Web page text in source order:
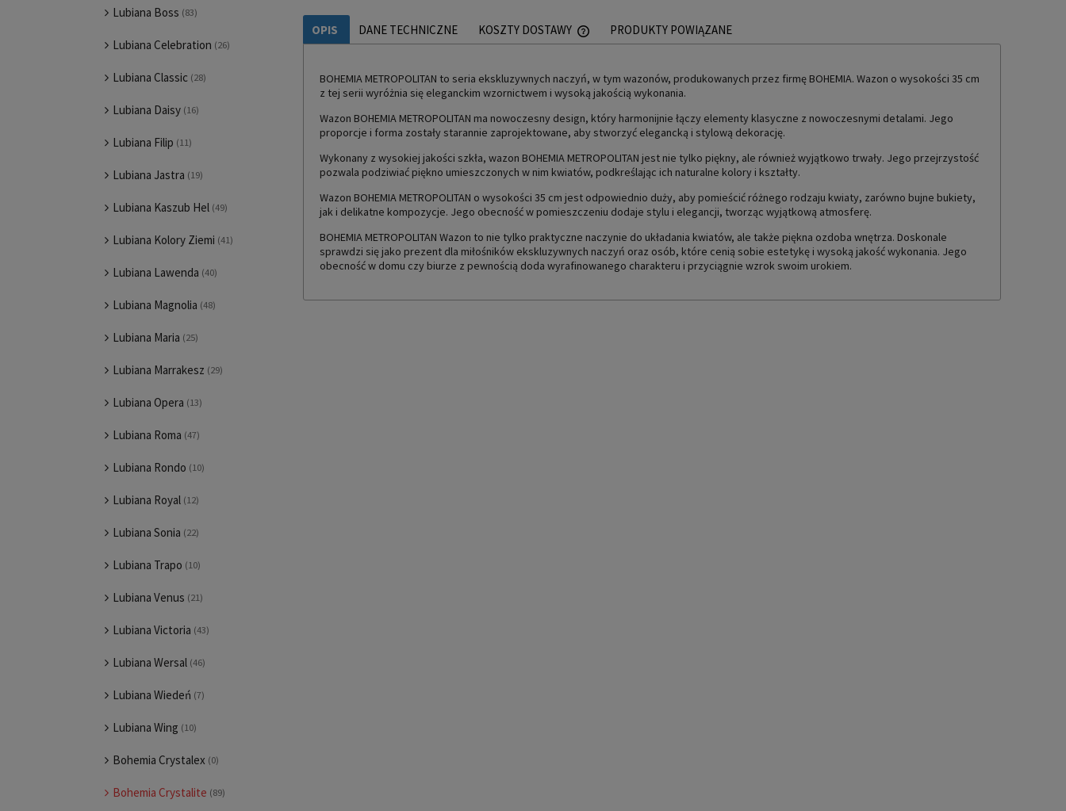
Lubiana Boss (83)
Lubiana Celebration (26)
Lubiana Classic (28)
Lubiana Daisy (16)
Lubiana Filip (11)
Lubiana Jastra (19)
Lubiana Kaszub Hel (49)
Lubiana Kolory Ziemi (41)
Lubiana Lawenda (40)
Lubiana Magnolia (48)
Lubiana Maria (25)
Lubiana Marrakesz (29)
Lubiana Opera (13)
Lubiana Roma (47)
Lubiana Rondo (10)
Lubiana Royal (12)
Lubiana Sonia (22)
Lubiana Trapo (10)
Lubiana Venus (21)
Lubiana Victoria (43)
Lubiana Wersal (46)
Lubiana Wiedeń (7)
Lubiana Wing (10)
Bohemia Crystalex (0)
Bohemia Crystalite (89)
OPIS DANE TECHNICZNE KOSZTY DOSTAWY
CENA NIE ZAWIERA EWENTUALNYCH KOSZTÓW
PŁATNOŚCI
PRODUKTY POWIĄZANE
BOHEMIA METROPOLITAN to seria ekskluzywnych naczyń, w tym wazonów, produkowanych przez firmę BOHEMIA. Wazon o wysokości 35 cm
z tej serii wyróżnia się eleganckim wzornictwem i wysoką jakością wykonania.
Wazon BOHEMIA METROPOLITAN ma nowoczesny design, który harmonijnie łączy elementy klasyczne z nowoczesnymi detalami. Jego
proporcje i forma zostały starannie zaprojektowane, aby stworzyć elegancką i stylową dekorację.
Wykonany z wysokiej jakości szkła, wazon BOHEMIA METROPOLITAN jest nie tylko piękny, ale również wyjątkowo trwały. Jego przejrzystość
pozwala podziwiać piękno umieszczonych w nim kwiatów, podkreślając ich naturalne kolory i kształty.
Wazon BOHEMIA METROPOLITAN o wysokości 35 cm jest odpowiednio duży, aby pomieścić różnego rodzaju kwiaty, zarówno bujne bukiety,
jak i delikatne kompozycje. Jego obecność w pomieszczeniu dodaje stylu i elegancji, tworząc wyjątkową atmosferę.
BOHEMIA METROPOLITAN Wazon to nie tylko praktyczne naczynie do układania kwiatów, ale także piękna ozdoba wnętrza. Doskonale
sprawdzi się jako prezent dla miłośników ekskluzywnych naczyń oraz osób, które cenią sobie estetykę i wysoką jakość wykonania. Jego
obecność w domu czy biurze z pewnością doda wyrafinowanego charakteru i przyciągnie wzrok swoim urokiem.